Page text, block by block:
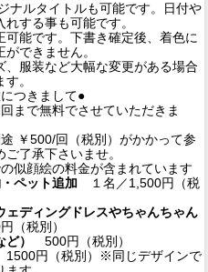
ナルタイトルも可能です。日付や
れする事も可能です。
可能です。下書き確定後、着色に
できません。
、服装など大幅な変更がある場合
。
つきまして●
まで無料でさせていただきま
￥500/回（税別）がかかって参
了承下さいませ。
似顔絵の料金が含まれています
ペット追加 １名／1,500円（税
ェディングドレスやちゃんちゃん
（税別）
）
500円（税別）
1500円（税別）※同じデザインで